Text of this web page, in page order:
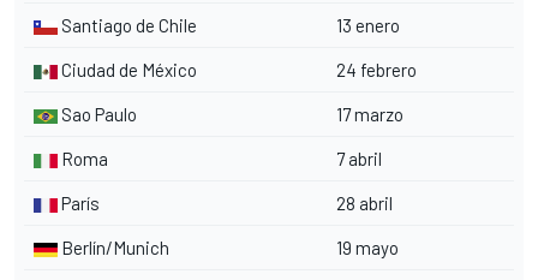
Santiago de Chile 13 enero
Ciudad de México 24 febrero
Sao Paulo 17 marzo
Roma 7 abril
París 28 abril
Berlín/Munich 19 mayo